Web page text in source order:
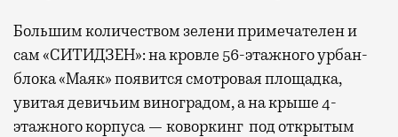
Большим количеством зелени примечателен и
сам «СИТИДЗЕН»: на кровле 56-этажного урбан-
блока «Маяк» появится смотровая площадка,
увитая девичьим виноградом, а на крыше 4-
этажного корпуса — коворкинг под открытым